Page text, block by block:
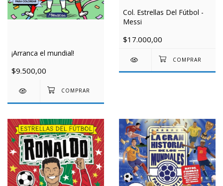
¡Arranca el mundial!
$9.500,00
Col. Estrellas Del Fútbol -
Messi
$17.000,00